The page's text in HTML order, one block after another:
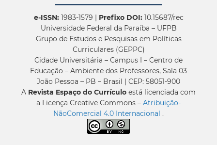
e-ISSN:1983-1579 | Prefixo DOI:10.15687/rec
Universidade Federal da Paraíba – UFPB
Grupo de Estudos e Pesquisas em Políticas
Curriculares (GEPPC)
Cidade Universitária – Campus I – Centro de
Educação – Ambiente dos Professores, Sala 03
João Pessoa – PB – Brasil | CEP: 58051-900
A Revista Espaço do Currículo está licenciada com
a Licença Creative Commons – Atribuição-
NãoComercial 4.0 Internacional .